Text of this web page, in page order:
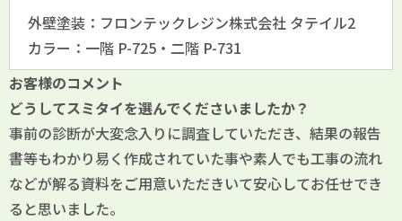
外壁塗装：フロンテックレジン株式会社 タテイル2
カラー：一階 P-725・二階 P-731
お客様のコメント
どうしてスミタイを選んでくださいましたか？
事前の診断が大変念入りに調査していただき、結果の報告
書等もわかり易く作成されていた事や素人でも工事の流れ
などが解る資料をご用意いただきいて安心してお任せでき
ると思いました。